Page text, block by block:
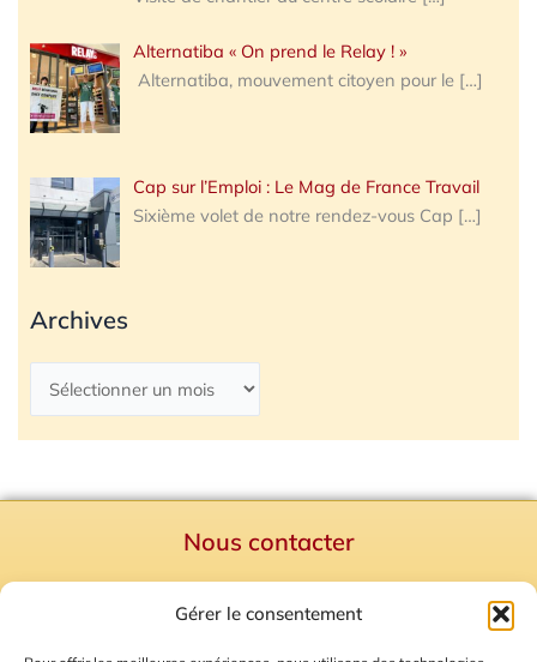
Gérer le consentement
Alternatiba « On prend le Relay ! »
Alternatiba, mouvement citoyen pour le […]
Cap sur l’Emploi : Le Mag de France Travail
Sixième volet de notre rendez-vous Cap […]
Archives
Nous contacter
Mentions Légales
Plan du site